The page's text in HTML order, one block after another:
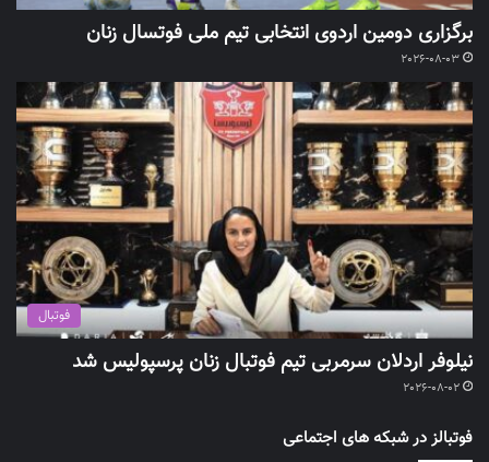
برگزاری دومین اردوی انتخابی تیم ملی فوتسال زنان
2026-08-03
فوتبال
نیلوفر اردلان سرمربی تیم فوتبال زنان پرسپولیس شد
2026-08-02
فوتبالز در شبکه های اجتماعی